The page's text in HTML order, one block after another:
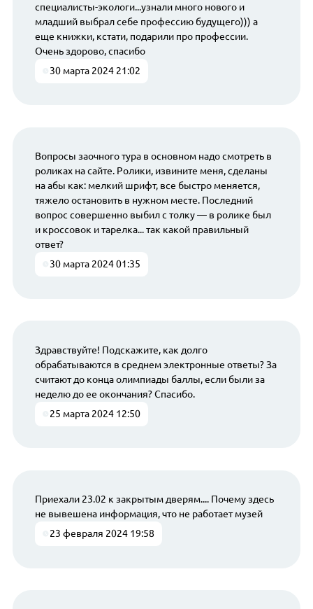
специалисты-экологи...узнали много нового и
младший выбрал себе профессию будущего))) а
еще книжки, кстати, подарили про профессии.
Очень здорово, спасибо
30 марта 2024 21:02
Вопросы заочного тура в основном надо смотреть в
роликах на сайте. Ролики, извините меня, сделаны
на абы как: мелкий шрифт, все быстро меняется,
тяжело остановить в нужном месте. Последний
вопрос совершенно выбил с толку — в ролике был
и кроссовок и тарелка... так какой правильный
ответ?
30 марта 2024 01:35
Здравствуйте! Подскажите, как долго
обрабатываются в среднем электронные ответы? За
считают до конца олимпиады баллы, если были за
неделю до ее окончания? Спасибо.
25 марта 2024 12:50
Приехали 23.02 к закрытым дверям.... Почему здесь
не вывешена информация, что не работает музей
23 февраля 2024 19:58